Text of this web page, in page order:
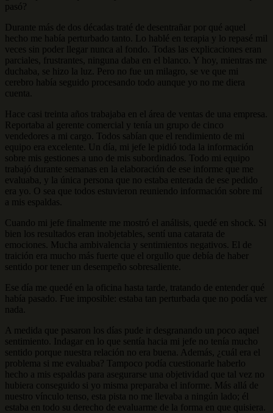
pasó?
Durante más de dos décadas traté de desentrañar por qué aquel
hecho me había perturbado tanto. Lo hablé en terapia y lo repasé mil
veces sin poder llegar nunca al fondo. Todas las explicaciones eran
parciales, frustrantes, ninguna daba en el blanco. Y hoy, mientras me
duchaba, se hizo la luz. Pero no fue un milagro, se ve que mi
cerebro había seguido procesando todo aunque yo no me diera
cuenta.
Hace casi treinta años trabajaba en el área de ventas de una empresa.
Reportaba al gerente comercial y tenía un grupo de cinco
vendedores a mi cargo. Todos sabían que el rendimiento de mi
equipo era excelente. Un día, mi jefe le pidió toda la información
sobre mis gestiones a uno de mis subordinados. Todo mi equipo
trabajó durante semanas en la elaboración de ese informe que me
evaluaba, y la única persona que no estaba enterada de ese pedido
era yo. O sea que todos estuvieron reuniendo información sobre mí
a mis espaldas.
Cuando mi jefe finalmente me mostró el análisis, quedé en shock. Si
bien los resultados eran inobjetables, sentí una catarata de
emociones. Mucha ambivalencia y sentimientos negativos. El de
traición era mucho más fuerte que el orgullo que debía de haber
sentido por tener un desempeño sobresaliente.
Ese día me quedé en la oficina hasta tarde, tratando de entender qué
había pasado. Fue imposible: estaba tan perturbada que no podía ver
nada.
A medida que pasaron los días pude ir desgranando un poco aquel
sentimiento. Indagar en lo que sentía hacia mi jefe no tenía mucho
sentido porque nuestra relación no era buena. Además, ¿cuál era el
problema si me evaluaba? Tampoco podía cuestionarle haberlo
hecho a mis espaldas para asegurarse una objetividad que tal vez no
hubiera conseguido si yo misma preparaba el informe. Más allá de
nuestro vínculo tenso, esta pista no me llevaba a ningún lado; él
estaba en todo su derecho de evaluarme de la forma en que quisiera.